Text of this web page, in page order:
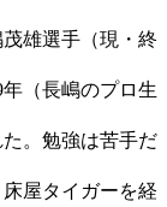
雄選手（現・終
（長嶋のプロ生
。勉強は苦手だ
屋タイガーを経